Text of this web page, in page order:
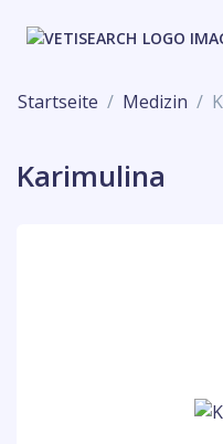
Startseite Medizin
Karimulina